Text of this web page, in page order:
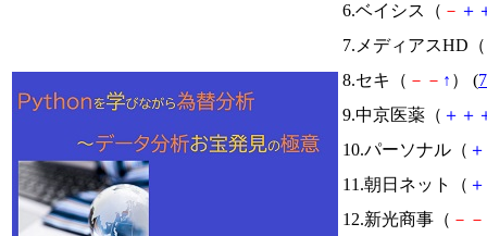
6.ベイシス（ － ＋
7.メディアスHD（
8.セキ（ － － ↑ ） (
9.中京医薬（ ＋ ＋
10.パーソナル（ ＋
11.朝日ネット（ ＋
12.新光商事（ － －